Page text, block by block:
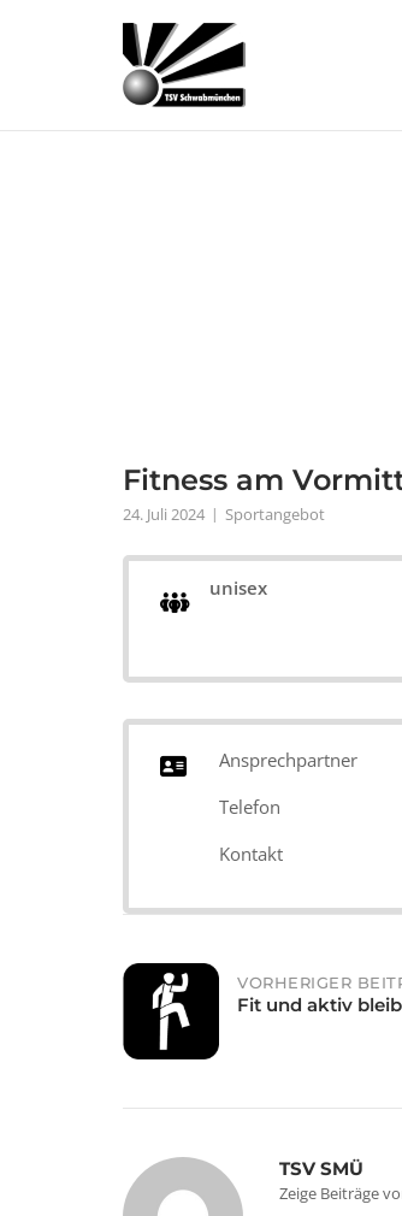
Fitness am
24. Juli 2024 Sportangebot
unisex
Ansprechpartner
Telefon
Kontakt
Post
navigation
VORHERIGER
Fit und aktiv
TSV SMÜ
Zeige Beiträge